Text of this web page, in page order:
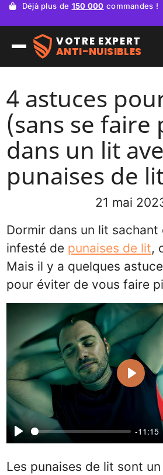
Déjà plus de 150 000 commandes !
VOTRE EXPERT
ANTI-NUISIBLES
4 astuces
(sans se faire
dans un lit
punaises de
21 mai
Dormir dans un lit
infesté de punaises de lit,
Mais il y a quelques
pour éviter de vous faire
Play
-11:15
Play
Les punaises de lit sont